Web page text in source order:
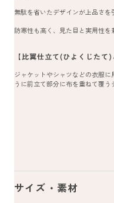
無駄を省いたデザインが上品さを
防寒性も高く、見た目と実用性を
【比翼仕立て(ひよくじたて)
ジャケットやシャツなどの衣服
うに前立て部分に布を重ねて覆う
サイズ・素材